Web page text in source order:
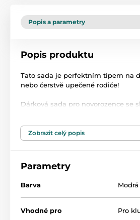
Popis a parametry
Popis produktu
Tato sada je perfektním tipem na
nebo čerstvě upečené rodiče!
Dárková sada pro novorozence se
1 x PERFECT 5 0 M ANTI-COLL
rytmu sání dítěte, který je jedinečný a
1 x PHYSIOFORMA MINI SOFT, 0-2
lehký dudlík, ideální pro
jedinečný tvar všech dudlíků Chicco
správného umístění jazyka. Díky
fyziologické dýchání a správný vývoj
Zobrazit celý popis
Parametry
Barva Modrá
Vhodné pro Pro